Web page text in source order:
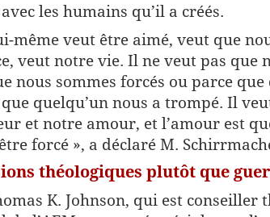
les humains qu’il a créés.
même veut être aimé, veut que
veut notre vie. Il ne veut pas que
nous sommes forcés ou parce que
quelqu’un nous a trompé. Il
et notre amour, et l’amour est
forcé », a déclaré M.
théologiques plutôt que
K. Johnson, qui est conseiller